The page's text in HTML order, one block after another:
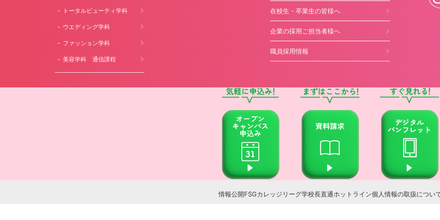
トータルビューティ学科
ウエディング学科
ファッション学科
美容学科 通信課程
在校生・卒業生の皆様へ
企業の採用ご担当者様へ
職員採用情報
情報公開FSGカレッジリーグ学校長直通ホットライン個人情報の取扱につい